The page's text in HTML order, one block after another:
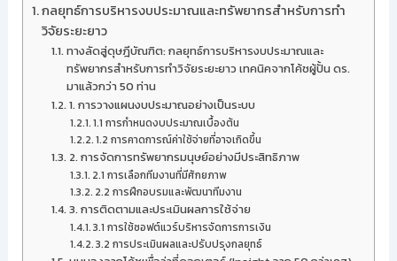
กลยุทธ์การบริหารงบประมาณและทรัพยากรสำหรับการทำ
วิจัยระยะยาว
ทางลัดสู่ดุษฎีบัณฑิต: กลยุทธ์การบริหารงบประมาณและ
ทรัพยากรสำหรับการทำวิจัยระยะยาว เทคนิคจากโค้ชผู้ปั้น ดร.
มาแล้วกว่า 50 ท่าน
1. การวางแผนงบประมาณอย่างเป็นระบบ
1.1 การกำหนดงบประมาณเบื้องต้น
1.2 การคาดการณ์ค่าใช้จ่ายที่อาจเกิดขึ้น
2. การจัดการทรัพยากรมนุษย์อย่างมีประสิทธิภาพ
2.1 การเลือกทีมงานที่มีศักยภาพ
2.2 การฝึกอบรมและพัฒนาทีมงาน
3. การติดตามและประเมินผลการใช้จ่าย
3.1 การใช้ซอฟต์แวร์บริหารจัดการการเงิน
3.2 การประเมินผลและปรับปรุงกลยุทธ์